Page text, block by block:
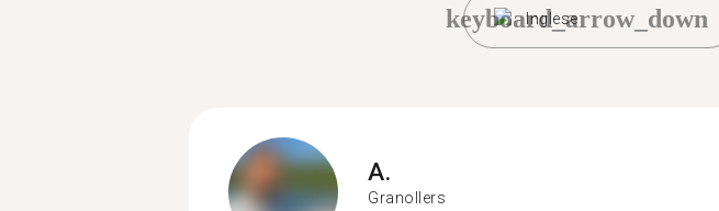
Inglese
keyboard_arrow_down
A.
Granollers